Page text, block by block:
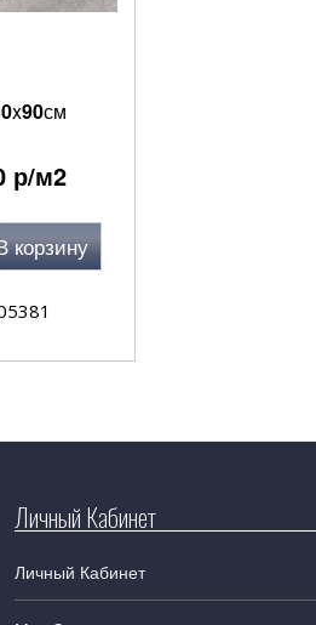
x90см
р/м2
корзину
Личный Кабинет
Личный Кабинет